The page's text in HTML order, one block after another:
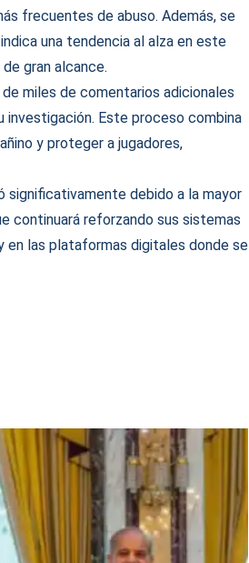
frecuentes de abuso. Además, se
una tendencia al alza en este
gran alcance.
miles de comentarios adicionales
investigación. Este proceso combina
y proteger a jugadores,
significativamente debido a la mayor
continuará reforzando sus sistemas
en las plataformas digitales donde se